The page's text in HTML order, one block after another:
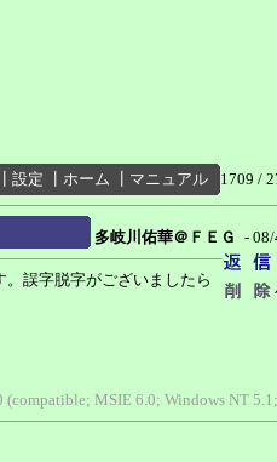
設定 ホーム マニュアル 1709 /
多岐川佑華＠ＦＥＧ -
誤字脱字がございましたら
MSIE 6.0; Windows NT